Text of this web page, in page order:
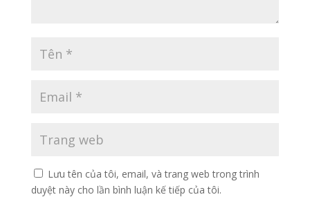
Lưu tên của tôi, email, và trang web trong trình
duyệt này cho lần bình luận kế tiếp của tôi.